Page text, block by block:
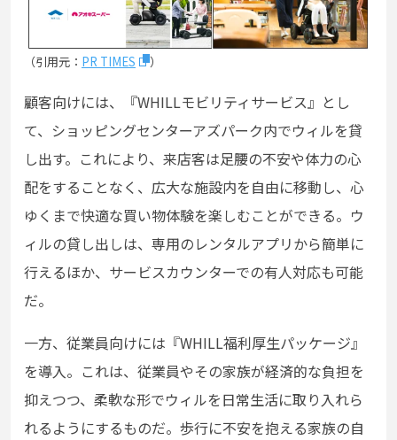
（引用元： PR TIMES ）
顧客向けには、『WHILLモビリティサービス』とし
て、ショッピングセンターアズパーク内でウィルを貸
し出す。これにより、来店客は足腰の不安や体力の心
配をすることなく、広大な施設内を自由に移動し、心
ゆくまで快適な買い物体験を楽しむことができる。ウ
ィルの貸し出しは、専用のレンタルアプリから簡単に
行えるほか、サービスカウンターでの有人対応も可能
だ。
一方、従業員向けには『WHILL福利厚生パッケージ』
を導入。これは、従業員やその家族が経済的な負担を
抑えつつ、柔軟な形でウィルを日常生活に取り入れら
れるようにするものだ。歩行に不安を抱える家族の自